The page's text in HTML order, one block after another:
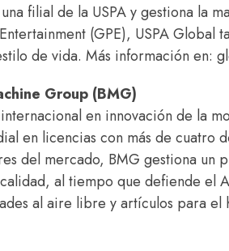
filial de la USPA y gestiona la
(GPE), USPA
de vida. Más información en:
Group (BMG)
en innovación de la
en licencias con más de cuatro
del mercado, BMG gestiona
al tiempo que defiende el
al aire libre y artículos para